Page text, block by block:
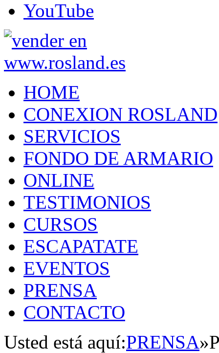
HOME
CONEXION ROSLAND
SERVICIOS
FONDO DE ARMARIO
ONLINE
TESTIMONIOS
CURSOS
ESCAPATATE
EVENTOS
PRENSA
CONTACTO
Usted está aquí:PRENSA»